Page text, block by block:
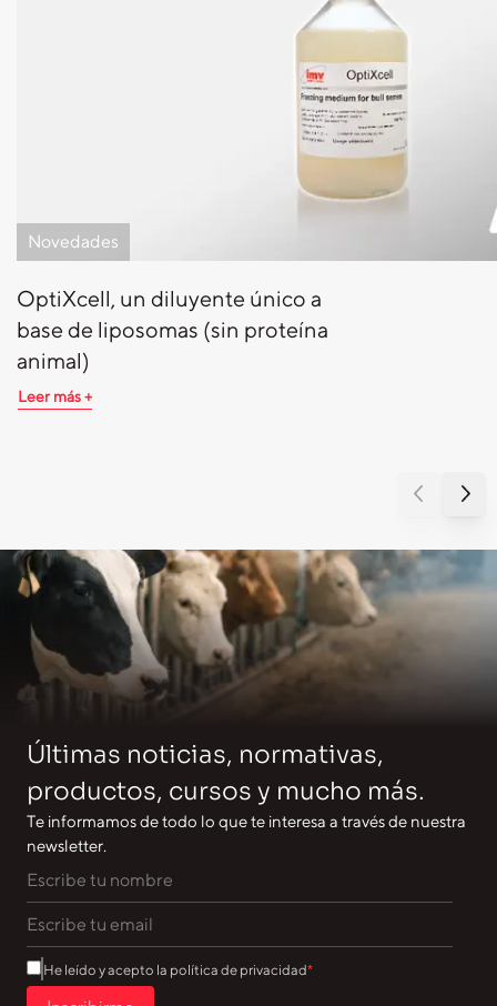
Novedades
OptiXcell, un diluyente único a
base de liposomas (sin proteína
animal)
Leer más +
Últimas noticias, normativas,
productos, cursos y mucho más.
Te informamos de todo lo que te interesa a través de nuestra
newsletter.
He leído y acepto la política de privacidad